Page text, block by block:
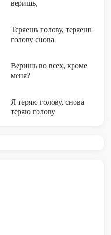
веришь,
Теряешь голову, теряешь
голову снова,
Веришь во всех, кроме
меня?
Я теряю голову, снова
теряю голову.